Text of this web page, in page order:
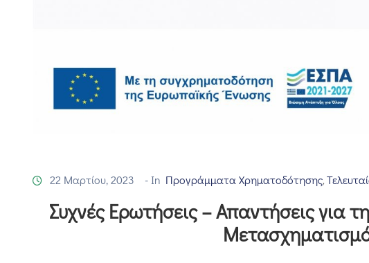
22 Μαρτίου, 2023 - In Προγράμματα Χρηματοδότησης‚
Συχνές Ερωτήσεις – Απαντήσεις για